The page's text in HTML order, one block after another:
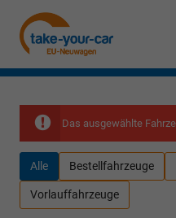
Das ausgewählte
Alle Bestellfahrzeuge
Vorlauffahrzeuge